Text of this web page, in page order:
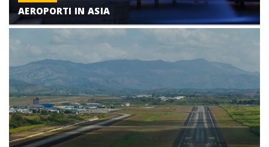
AEROPORTI IN ASIA